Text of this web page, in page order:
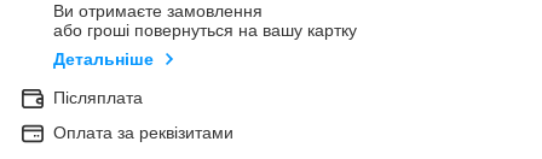
Ви отримаєте замовлення
або гроші повернуться на вашу картку
Детальніше
Післяплата
Оплата за реквізитами